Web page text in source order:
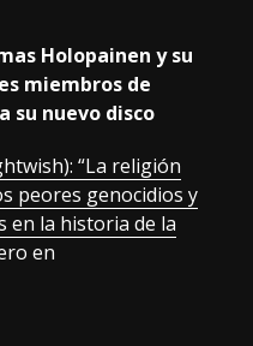
Holopainen y su
miembros de
su nuevo disco
“La religión
peores genocidios y
en la historia de la
en